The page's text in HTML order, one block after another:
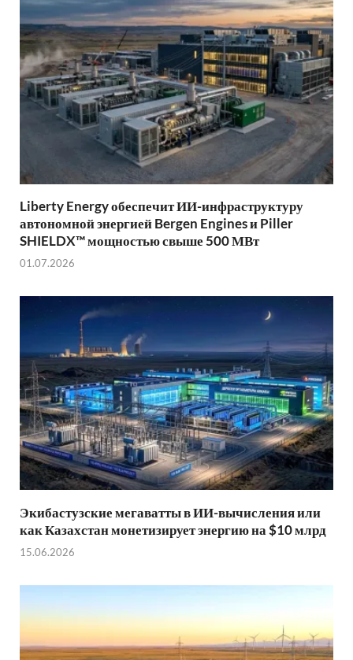
Liberty Energy обеспечит ИИ-инфраструктуру
автономной энергией Bergen Engines и Piller
SHIELDX™ мощностью свыше 500 МВт
01.07.2026
Экибастузские мегаватты в ИИ-вычисления или
как Казахстан монетизирует энергию на $10 млрд
15.06.2026